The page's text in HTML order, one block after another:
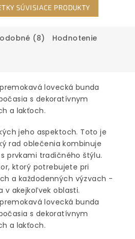
SÚVISIACE PRODUKTY
(8) Hodnotenie
lovecká bunda
s dekoratívnym
a lakťoch.
jeho aspektoch. Toto je
rad oblečenia kombinuje
prvkami tradičného štýlu.
ktorý potrebujete pri
a každodenných výzvach -
v akejkoľvek oblasti.
lovecká bunda
s dekoratívnym
a lakťoch.